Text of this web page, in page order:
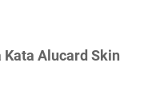
Kata Alucard Skin